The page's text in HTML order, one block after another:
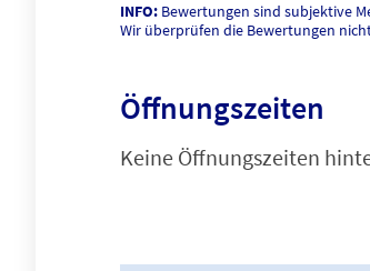
INFO: Bewertungen sind subjektive
Wir überprüfen die Bewertungen
Öffnungszeiten
Keine Öffnungszeiten